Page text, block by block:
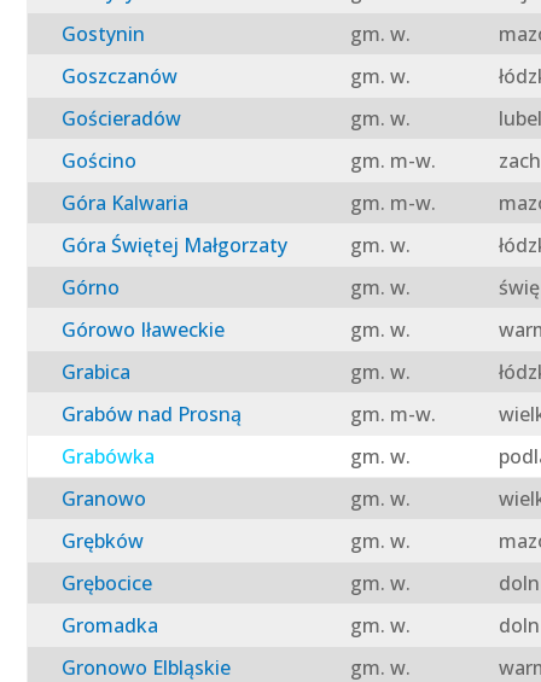
Gostynin
gm. w.
Goszczanów
gm. w.
Gościeradów
gm. w.
Gościno
gm. m-w.
Góra Kalwaria
gm. m-w.
Góra Świętej Małgorzaty
gm. w.
Górno
gm. w.
Górowo Iławeckie
gm. w.
Grabica
gm. w.
Grabów nad Prosną
gm. m-w.
Grabówka
gm. w.
Granowo
gm. w.
Grębków
gm. w.
Grębocice
gm. w.
Gromadka
gm. w.
Gronowo Elbląskie
gm. w.